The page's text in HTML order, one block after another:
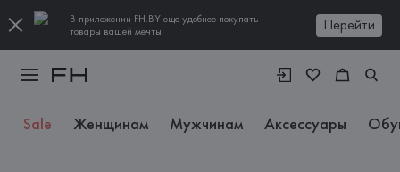
В приложении FH.BY еще удобнее покупать
товары вашей мечты
Перейти
Sale Женщинам Мужчинам Аксессуары